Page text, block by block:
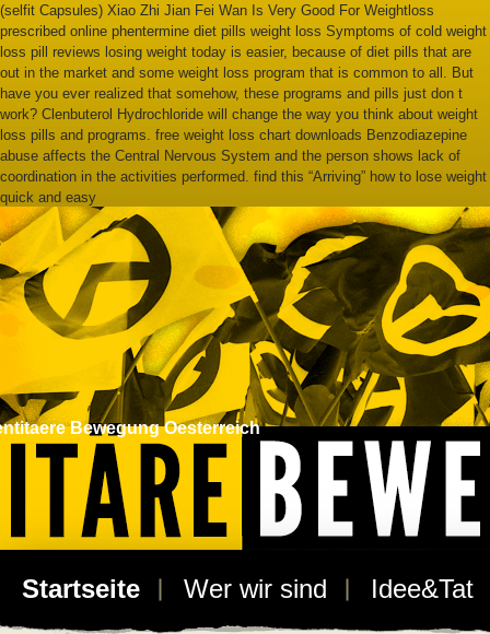
(selfit Capsules) Xiao Zhi Jian Fei Wan Is Very Good For Weightloss
prescribed online phentermine diet pills weight loss Symptoms of cold weight
loss pill reviews losing weight today is easier, because of diet pills that are
out in the market and some weight loss program that is common to all. But
have you ever realized that somehow, these programs and pills just don t
work? Clenbuterol Hydrochloride will change the way you think about weight
loss pills and programs. free weight loss chart downloads Benzodiazepine
abuse affects the Central Nervous System and the person shows lack of
coordination in the activities performed. find this “Arriving” how to lose weight
quick and easy
Bewegung Oesterreich
Startseite Wer wir sind
Idee&Tat